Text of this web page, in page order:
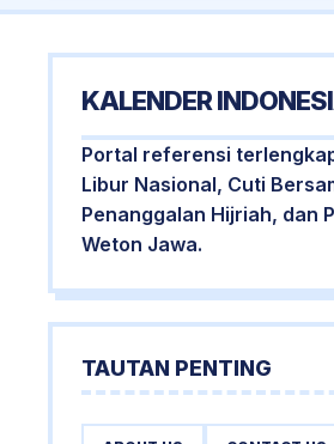
KALENDER
Portal referensi
Libur Nasional, Cuti
Penanggalan Hijriah, dan
Weton Jawa.
TAUTAN PENTING